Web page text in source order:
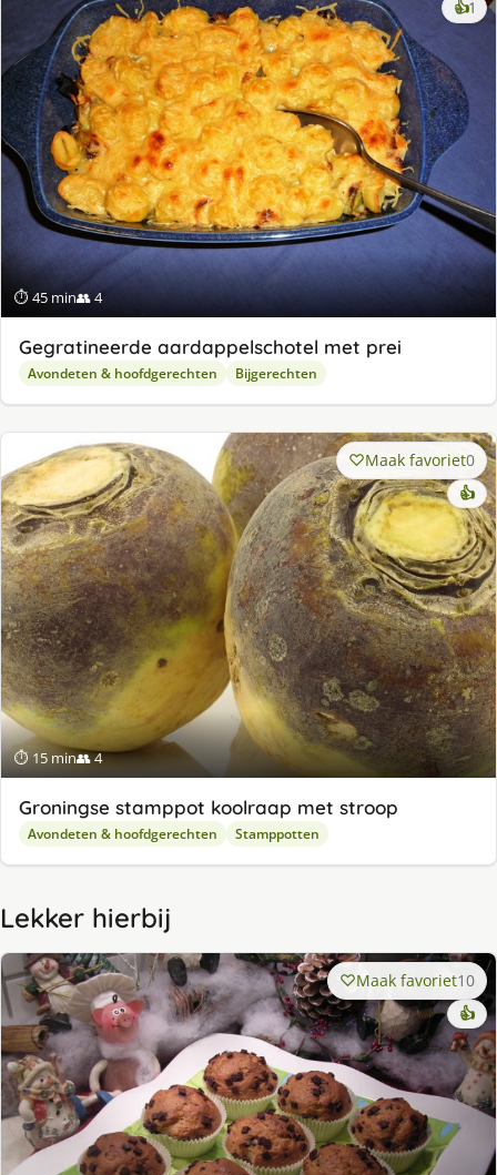
⏱ 45 min👥 4
👍1
Gegratineerde aardappelschotel met prei
Avondeten & hoofdgerechten Bijgerechten
⏱ 15 min👥 4
Maak favoriet0
👍
Groningse stamppot koolraap met stroop
Avondeten & hoofdgerechten Stamppotten
Lekker hierbij
Maak favoriet10
👍